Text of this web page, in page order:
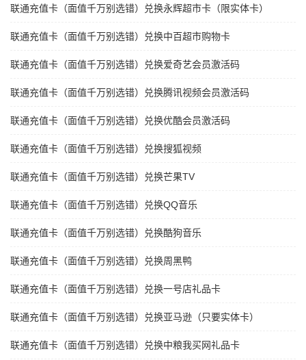
联通充值卡（面值千万别选错）兑换永辉超市卡（限实体卡）
联通充值卡（面值千万别选错）兑换中百超市购物卡
联通充值卡（面值千万别选错）兑换爱奇艺会员激活码
联通充值卡（面值千万别选错）兑换腾讯视频会员激活码
联通充值卡（面值千万别选错）兑换优酷会员激活码
联通充值卡（面值千万别选错）兑换搜狐视频
联通充值卡（面值千万别选错）兑换芒果TV
联通充值卡（面值千万别选错）兑换QQ音乐
联通充值卡（面值千万别选错）兑换酷狗音乐
联通充值卡（面值千万别选错）兑换周黑鸭
联通充值卡（面值千万别选错）兑换一号店礼品卡
联通充值卡（面值千万别选错）兑换亚马逊（只要实体卡）
联通充值卡（面值千万别选错）兑换中粮我买网礼品卡